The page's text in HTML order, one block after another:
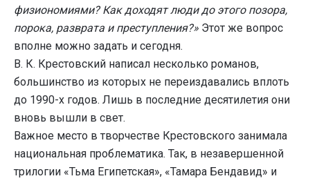
физиономиями? Как доходят люди до этого позора,
порока, разврата и преступления?» Этот же вопрос
вполне можно задать и сегодня.
В. К. Крестовский написал несколько романов,
большинство из которых не переиздавались вплоть
до 1990-х годов. Лишь в последние десятилетия они
вновь вышли в свет.
Важное место в творчестве Крестовского занимала
национальная проблематика. Так, в незавершенной
трилогии «Тьма Египетская», «Тамара Бендавид» и